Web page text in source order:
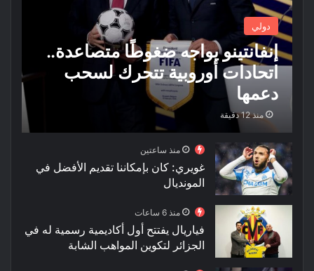
دولي
إنفانتينو يواجه ضغوطًا متصاعدة..
اتحادات أوروبية تتحرك لسحب
دعمها
منذ 12 دقيقة
منذ ساعتين
غويري: كان بإمكاننا تقديم الأفضل في
المونديال
منذ 6 ساعات
فياريال يفتتح أول أكاديمية رسمية له في
الجزائر لتكوين المواهب الشابة